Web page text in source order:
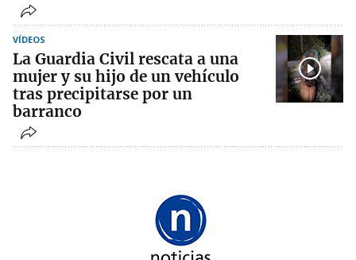
VÍDEOS
La Guardia Civil rescata a una
mujer y su hijo de un vehículo
tras precipitarse por un
barranco